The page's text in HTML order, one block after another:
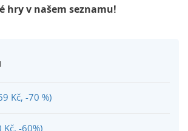
hry v našem seznamu!
Kč, -70 %)
Kč, -60%)